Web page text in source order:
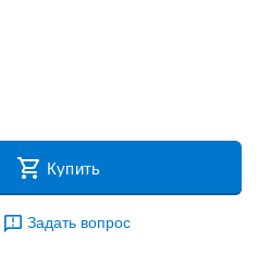
Купить
Задать вопрос